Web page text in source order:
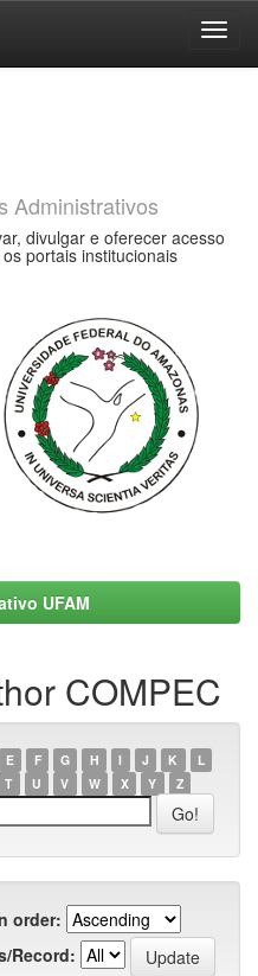
Administrativos
divulgar e oferecer acesso
portais institucionais
UFAM
COMPEC
E F G H I J K
L
T U V W X Y Z
order:
Record: